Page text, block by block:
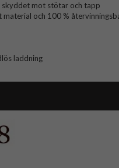
mot stötar och tapp
och 100 %
laddning